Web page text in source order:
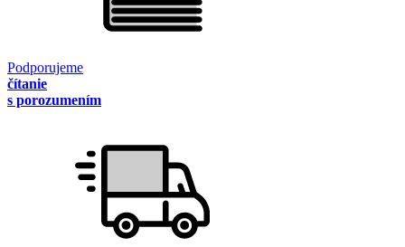
Podporujeme
čítanie
s porozumením